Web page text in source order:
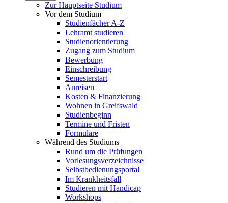
Zur Hauptseite Studium
Vor dem Studium
Studienfächer A-Z
Lehramt studieren
Studienorientierung
Zugang zum Studium
Bewerbung
Einschreibung
Semesterstart
Anreisen
Kosten & Finanzierung
Wohnen in Greifswald
Studienbeginn
Termine und Fristen
Formulare
Während des Studiums
Rund um die Prüfungen
Vorlesungsverzeichnisse
Selbstbedienungsportal
Im Krankheitsfall
Studieren mit Handicap
Workshops